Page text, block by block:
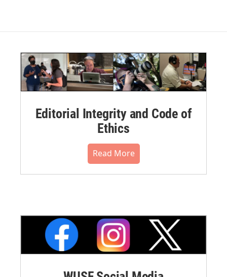
Editorial Integrity and Code of
Ethics
Read More